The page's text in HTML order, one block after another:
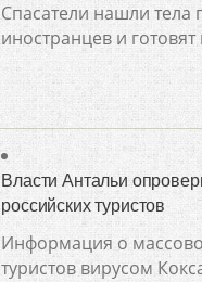
Спасатели нашли
иностранцев и готовят
Власти Антальи
российских туристов
Информация о
туристов вирусом